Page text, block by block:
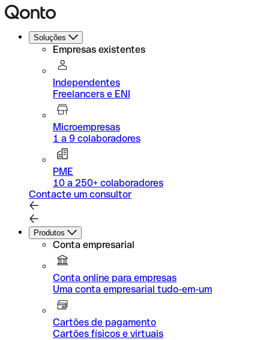
Soluções
Empresas existentes
Independentes
Freelancers e ENI
Microempresas
1 a 9 colaboradores
PME
10 a 250+ colaboradores
Contacte um consultor
Produtos
Conta empresarial
Conta online para empresas
Uma conta empresarial tudo-em-um
Cartões de pagamento
Cartões físicos e virtuais